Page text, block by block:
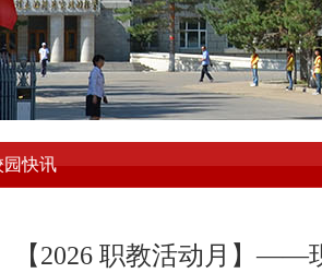
园快讯
【2026 职教活动月】——